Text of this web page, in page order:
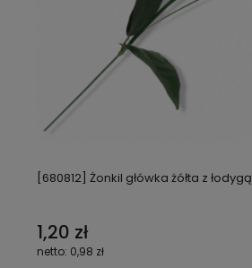
[680812] Żonkil główka żółta z łodygą
1,20 zł
0,98 zł